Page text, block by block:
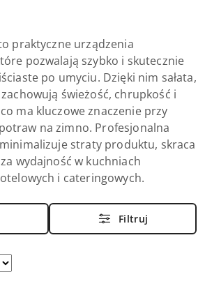
praktyczne urządzenia
pozwalają szybko i skutecznie
po umyciu. Dzięki nim sałata,
świeżość, chrupkość i
ma kluczowe znaczenie przy
na zimno. Profesjonalna
straty produktu, skraca
wydajność w kuchniach
i cateringowych.
Filtruj